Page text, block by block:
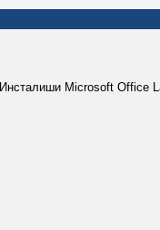
Инсталиши Microsoft Office